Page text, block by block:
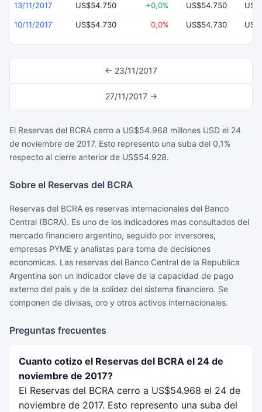
13/11/2017 US$54.750 +0,0% US$54.750
10/11/2017 US$54.730 0,0% US$54.730
← 23/11/2017
27/11/2017 →
El Reservas del BCRA cerro a US$54.968 millones USD el 24
de noviembre de 2017. Esto represento una suba del 0,1%
respecto al cierre anterior de US$54.928.
Sobre el Reservas del BCRA
Reservas del BCRA es reservas internacionales del Banco
Central (BCRA). Es uno de los indicadores mas consultados del
mercado financiero argentino, seguido por inversores,
empresas PYME y analistas para toma de decisiones
economicas. Las reservas del Banco Central de la Republica
Argentina son un indicador clave de la capacidad de pago
externo del pais y de la solidez del sistema financiero. Se
componen de divisas, oro y otros activos internacionales.
Preguntas frecuentes
Cuanto cotizo el Reservas del BCRA el 24 de
noviembre de 2017?
El Reservas del BCRA cerro a US$54.968 el 24 de
noviembre de 2017. Esto represento una suba del